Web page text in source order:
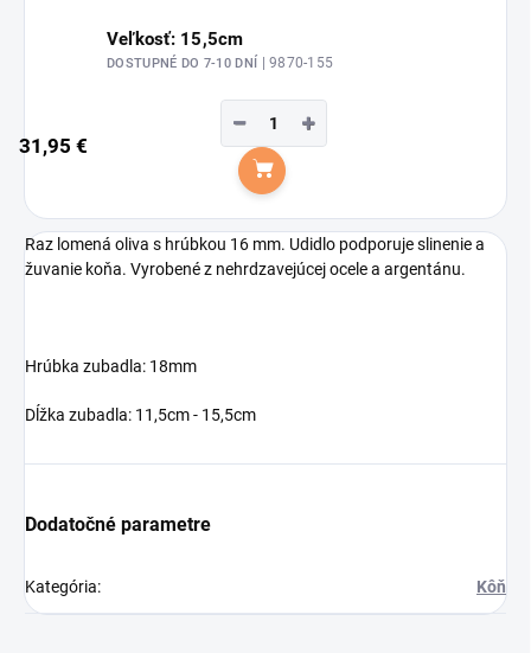
Veľkosť: 15,5cm
DOSTUPNÉ DO 7-10 DNÍ | 9870-155
31,95 €
+
−
Do košíka
Raz lomená oliva s hrúbkou 16 mm. Udidlo podporuje slinenie a
žuvanie koňa. Vyrobené z nehrdzavejúcej ocele a argentánu.
Hrúbka zubadla: 18mm
Dĺžka zubadla: 11,5cm - 15,5cm
Dodatočné parametre
Kategória: Kôň